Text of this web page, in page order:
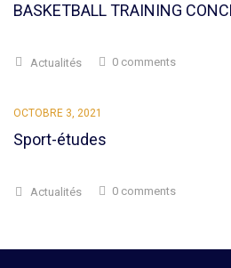
BASKETBALL TRAINING
Actualités 0 comments
OCTOBRE 3, 2021
Sport-études
Actualités 0 comments